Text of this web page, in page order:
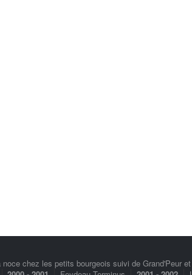
noce chez les petits bourgeois suivi de Grand'Peur